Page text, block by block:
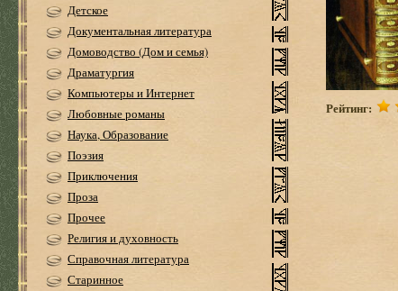
Детское
Документальная литература
Домоводство (Дом и семья)
Драматургия
Компьютеры и Интернет
Любовные романы
Наука, Образование
Поэзия
Приключения
Проза
Прочее
Религия и духовность
Справочная литература
Старинное
Рейтинг: